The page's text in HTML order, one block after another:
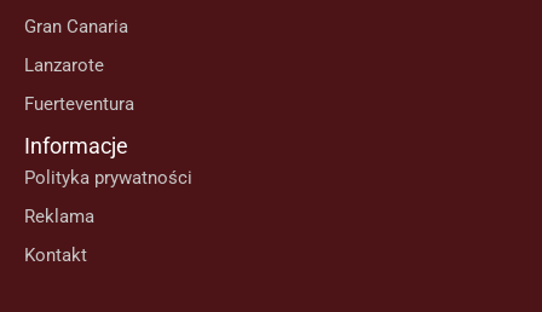
Gran Canaria
Lanzarote
Fuerteventura
Informacje
Polityka prywatności
Reklama
Kontakt